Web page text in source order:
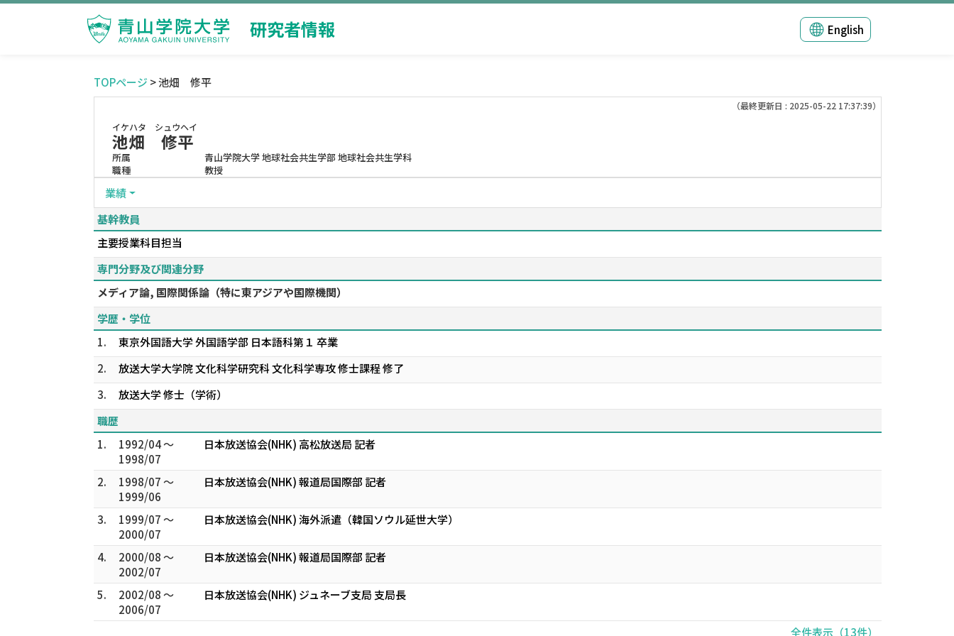
研究者情報 English
TOPページ > 池畑 修平
（最終更新日 : 2025-05-22 17:37:39）
イケハタ シュウヘイ
池畑 修平
所属
青山学院大学 地球社会共生学部 地球社会共生学科
職種
教授
業績
基幹教員
主要授業科目担当
専門分野及び関連分野
メディア論, 国際関係論（特に東アジアや国際機関）
学歴・学位
1.
東京外国語大学 外国語学部 日本語科第１ 卒業
2.
放送大学大学院 文化科学研究科 文化科学専攻 修士課程 修了
3.
放送大学 修士（学術）
職歴
1.
1992/04 ～
1998/07
日本放送協会(NHK) 高松放送局 記者
2.
1998/07 ～
1999/06
日本放送協会(NHK) 報道局国際部 記者
3.
1999/07 ～
2000/07
日本放送協会(NHK) 海外派遣（韓国ソウル延世大学）
4.
2000/08 ～
2002/07
日本放送協会(NHK) 報道局国際部 記者
5.
2002/08 ～
2006/07
日本放送協会(NHK) ジュネーブ支局 支局長
全件表示（13件）